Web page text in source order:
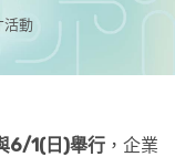
活動
6/1(日)舉行 ，企業